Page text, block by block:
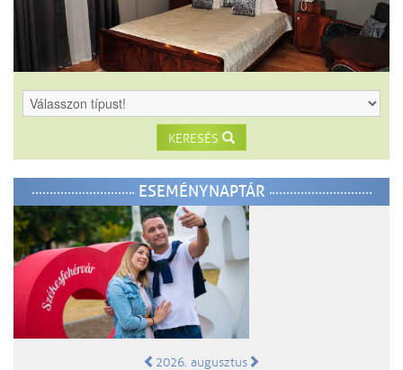
KERESÉS
ESEMÉNYNAPTÁR
2026. augusztus